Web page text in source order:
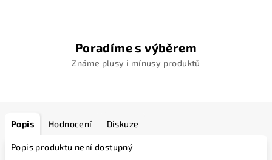
Poradíme s výběrem
Známe plusy i mínusy produktů
Popis Hodnocení Diskuze
Popis produktu není dostupný